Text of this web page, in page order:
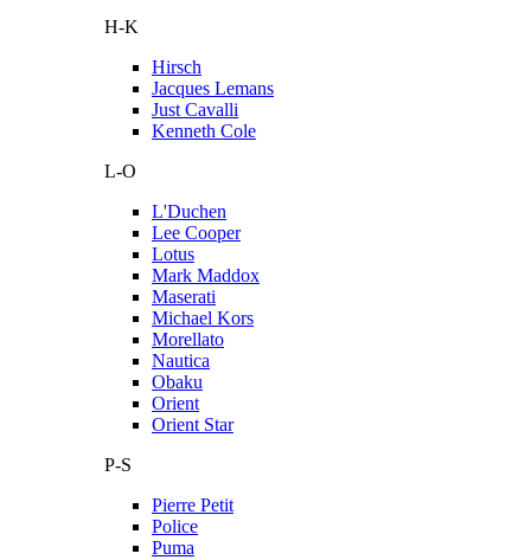
H-K
Hirsch
Jacques Lemans
Just Cavalli
Kenneth Cole
L-O
L'Duchen
Lee Cooper
Lotus
Mark Maddox
Maserati
Michael Kors
Morellato
Nautica
Obaku
Orient
Orient Star
P-S
Pierre Petit
Police
Puma